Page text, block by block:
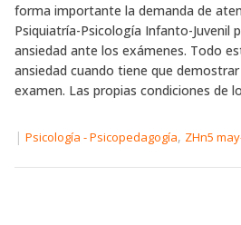
forma importante la demanda de
Psiquiatría-Psicología Infanto-Juvenil
ansiedad ante los exámenes. Todo
ansiedad cuando tiene que
examen. Las propias condiciones de
| Psicología - Psicopedagogía, ZHn5